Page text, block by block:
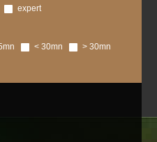
expert
< 30mn > 30mn